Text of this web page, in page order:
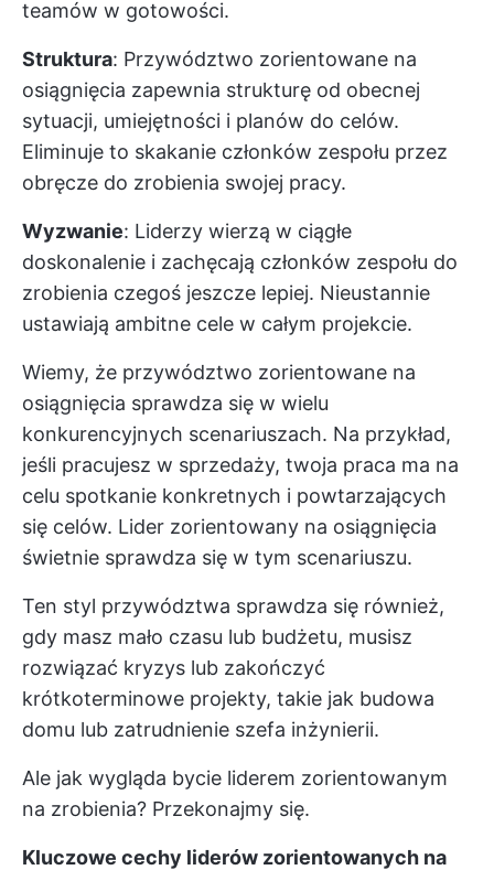
teamów w gotowości.
Struktura: Przywództwo zorientowane na
osiągnięcia zapewnia strukturę od obecnej
sytuacji, umiejętności i planów do celów.
Eliminuje to skakanie członków zespołu przez
obręcze do zrobienia swojej pracy.
Wyzwanie: Liderzy wierzą w ciągłe
doskonalenie i zachęcają członków zespołu do
zrobienia czegoś jeszcze lepiej. Nieustannie
ustawiają ambitne cele w całym projekcie.
Wiemy, że przywództwo zorientowane na
osiągnięcia sprawdza się w wielu
konkurencyjnych scenariuszach. Na przykład,
jeśli pracujesz w sprzedaży, twoja praca ma na
celu spotkanie konkretnych i powtarzających
się celów. Lider zorientowany na osiągnięcia
świetnie sprawdza się w tym scenariuszu.
Ten styl przywództwa sprawdza się również,
gdy masz mało czasu lub budżetu, musisz
rozwiązać kryzys lub zakończyć
krótkoterminowe projekty, takie jak budowa
domu lub zatrudnienie szefa inżynierii.
Ale jak wygląda bycie liderem zorientowanym
na zrobienia? Przekonajmy się.
Kluczowe cechy liderów zorientowanych na